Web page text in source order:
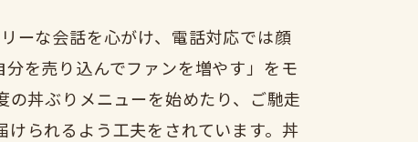
ーな会話を心がけ、電話対応では顔
を売り込んでファンを増やす」をモ
丼ぶりメニューを始めたり、ご馳走
られるよう工夫をされています。丼